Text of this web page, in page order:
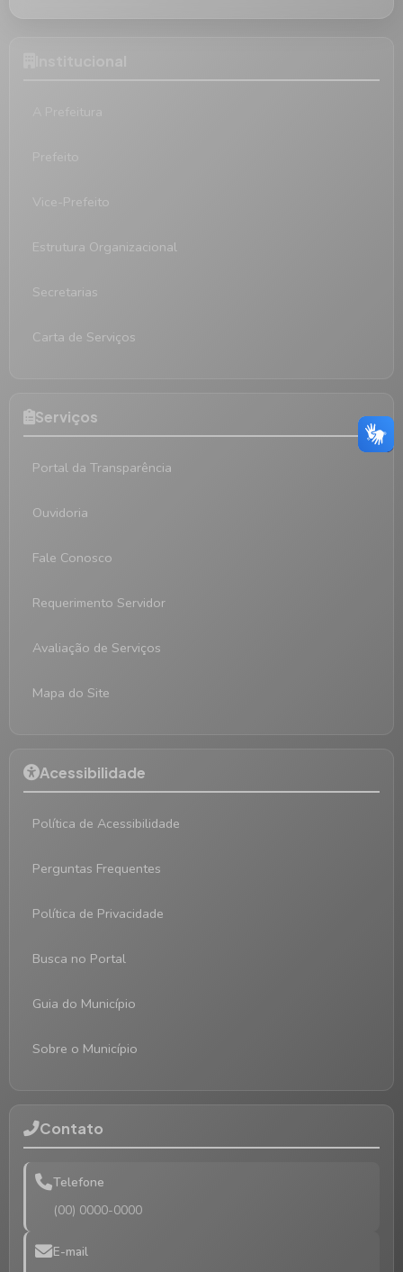
Vice-Prefeito
Estrutura Organizacional
Secretarias
Carta de Serviços
Serviços
Portal da Transparência
Ouvidoria
Fale Conosco
Requerimento Servidor
Avaliação de Serviços
Mapa do Site
Acessibilidade
Política de Acessibilidade
Perguntas Frequentes
Política de Privacidade
Busca no Portal
Guia do Município
Sobre o Município
Contato
Telefone
(00) 0000-0000
E-mail